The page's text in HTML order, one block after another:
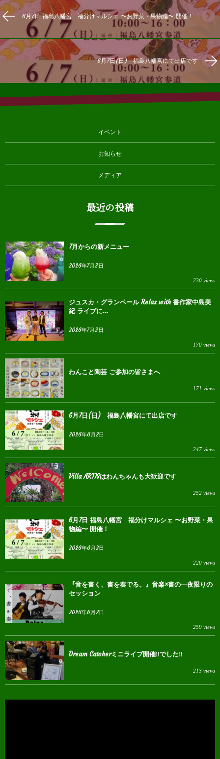
6月7日 福島八幡宮 福分けマルシェ 〜お野菜・果物編〜 開催！
6月7日(日) 福島八幡宮にて出店です
イベント
お知らせ
メディア
最近の投稿
7月からの新メニュー
2026年7月3日
230 views
ジュスカ・グランペール Relax with 書作家中島美
紀 ライブに...
2026年7月3日
170 views
わんこと陶芸 ご参加の皆さまへ
171 views
6月7日(日) 福島八幡宮にて出店です
2026年6月2日
247 views
Villa ARTISはわんちゃんも大歓迎です
252 views
6月7日 福島八幡宮 福分けマルシェ 〜お野菜・果
物編〜 開催！
2026年6月2日
220 views
『音を書く、書を奏でる。』音楽×書の一夜限りの
セッション
2026年6月2日
259 views
Dream Catcherミニライブ開催‼︎でした‼︎
213 views